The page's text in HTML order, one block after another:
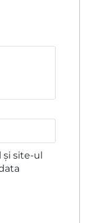
și site-ul